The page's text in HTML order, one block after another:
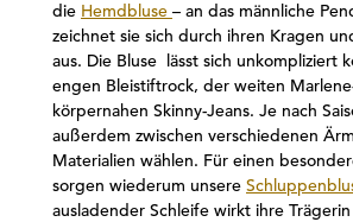
die Hemdbluse – an das männliche
zeichnet sie sich durch ihren Kragen
aus. Die Bluse lässt sich unkompliziert
engen Bleistiftrock, der weiten
körpernahen Skinny-Jeans. Je nach
außerdem zwischen verschiedenen
Materialien wählen. Für einen
sorgen wiederum unsere
ausladender Schleife wirkt ihre